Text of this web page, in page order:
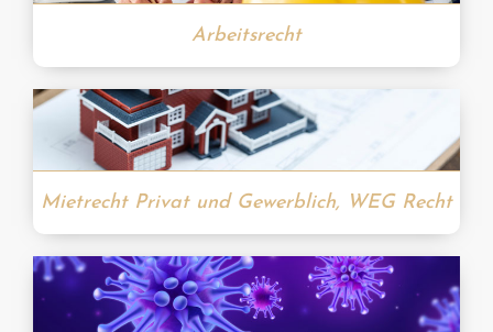
Arbeitsrecht
Mietrecht Privat und Gewerblich, WEG Recht